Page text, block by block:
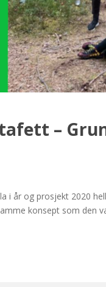
–
i år og prosjekt 2020
konsept som den